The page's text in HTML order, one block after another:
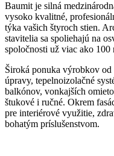
Baumit je silná
vysoko kvalitné,
týka vašich štyroch stien.
stavitelia sa spoliehajú na
spoločnosti už viac ako 100
Široká ponuka výrobkov od
úpravy, tepelnoizolačné
balkónov, vonkajších
štukové i ručné. Okrem
pre interiérové využitie,
bohatým príslušenstvom.